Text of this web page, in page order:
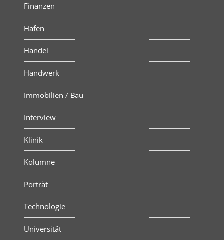
Finanzen
Hafen
Handel
Handwerk
Immobilien / Bau
Interview
Klinik
Kolumne
Porträt
Technologie
Universität